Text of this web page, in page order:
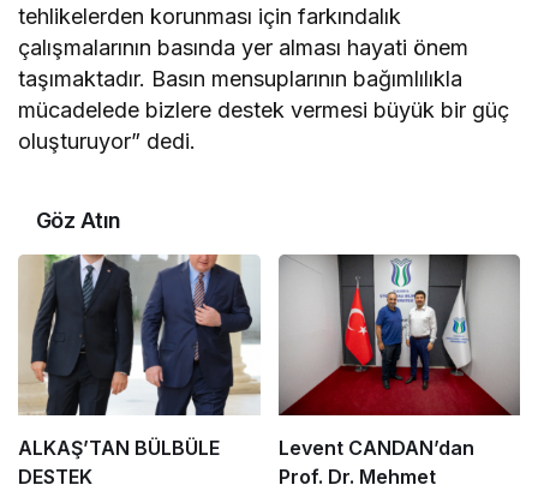
tehlikelerden korunması için farkındalık
çalışmalarının basında yer alması hayati önem
taşımaktadır. Basın mensuplarının bağımlılıkla
mücadelede bizlere destek vermesi büyük bir güç
oluşturuyor” dedi.
Göz Atın
ALKAŞ’TAN BÜLBÜLE
DESTEK
Levent CANDAN’dan
Prof. Dr. Mehmet